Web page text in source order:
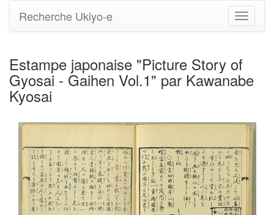
Basculer
la
Recherche Ukiyo-e
Estampe japonaise "Picture Story of
Gyosai - Gaihen Vol.1" par Kawanabe
Kyosai